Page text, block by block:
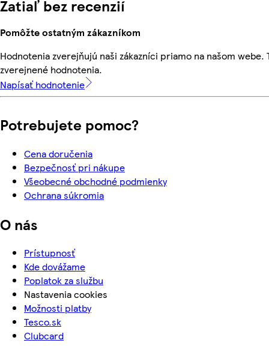
Zatiaľ bez recenzií
Pomôžte ostatným zákazníkom
Hodnotenia zverejňujú naši zákazníci priamo na našom webe.
zverejnené hodnotenia.
Napísať hodnotenie
Potrebujete pomoc?
Cena doručenia
Bezpečnosť pri nákupe
Všeobecné obchodné podmienky
Ochrana súkromia
O nás
Prístupnosť
Kde dovážame
Poplatok za službu
Nastavenia cookies
Možnosti platby
Tesco.sk
Clubcard